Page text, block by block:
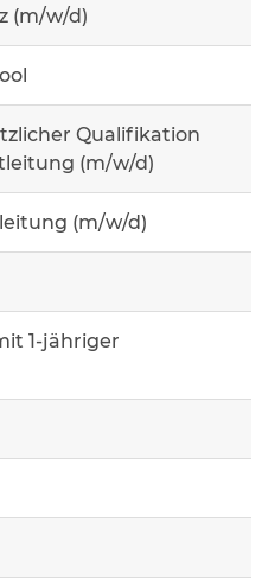
(m/w/d)
Qualifikation
(m/w/d)
(m/w/d)
1-jähriger